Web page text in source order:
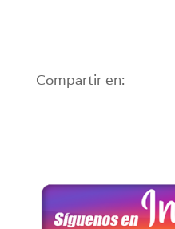
Compartir en: